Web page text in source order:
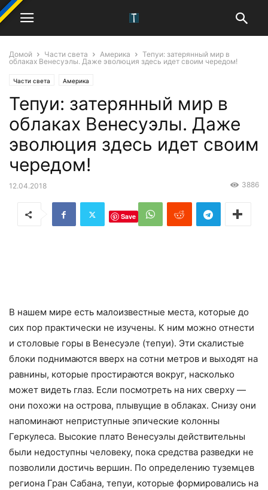
Домой Части света Америка
Тепуи: затерянный мир в
облаках Венесуэлы. Даже эволюция здесь идет своим чередом!
Части света Америка
Тепуи: затерянный мир в
облаках Венесуэлы. Даже
эволюция здесь идет своим
чередом!
12.04.2018 3886
Save
В нашем мире есть малоизвестные места, которые до
сих пор практически не изучены. К ним можно отнести
и столовые горы в Венесуэле (тепуи). Эти скалистые
блоки поднимаются вверх на сотни метров и выходят на
равнины, которые простираются вокруг, насколько
может видеть глаз. Если посмотреть на них сверху —
они похожи на острова, плывущие в облаках. Снизу они
напоминают неприступные эпические колонны
Геркулеса. Высокие плато Венесуэлы действительны
были недоступны человеку, пока средства разведки не
позволили достичь вершин. По определению туземцев
региона Гран Сабана, тепуи, которые формировались на